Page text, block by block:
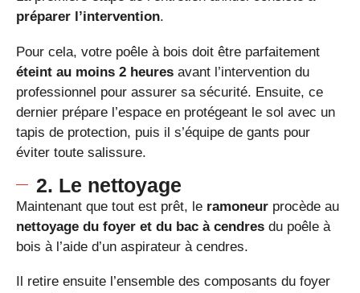
préparer l’intervention.
Pour cela, votre poêle à bois doit être parfaitement
éteint au moins 2 heures avant l’intervention du
professionnel pour assurer sa sécurité. Ensuite, ce
dernier prépare l’espace en protégeant le sol avec un
tapis de protection, puis il s’équipe de gants pour
éviter toute salissure.
2. Le nettoyage
Maintenant que tout est prêt, le ramoneur procède au
nettoyage du foyer et du bac à cendres du poêle à
bois à l’aide d’un aspirateur à cendres.
Il retire ensuite l’ensemble des composants du foyer